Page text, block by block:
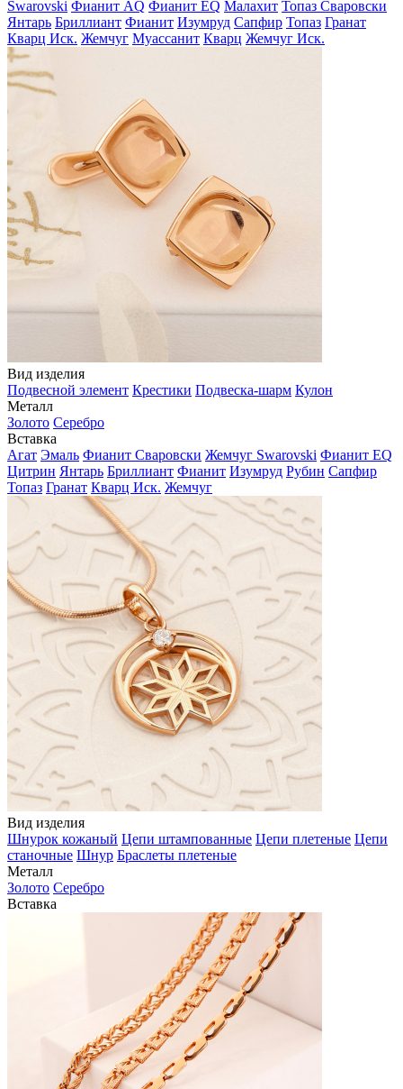
Swarovski Фианит AQ Фианит EQ Малахит Топаз Сваровски
Янтарь Бриллиант Фианит Изумруд Сапфир Топаз Гранат
Кварц Иск. Жемчуг Муассанит Кварц Жемчуг Иск.
Вид изделия
Подвесной элемент Крестики Подвеска-шарм Кулон
Металл
Золото Серебро
Вставка
Агат Эмаль Фианит Сваровски Жемчуг Swarovski Фианит EQ
Цитрин Янтарь Бриллиант Фианит Изумруд Рубин Сапфир
Топаз Гранат Кварц Иск. Жемчуг
Вид изделия
Шнурок кожаный Цепи штампованные Цепи плетеные Цепи
станочные Шнур Браслеты плетеные
Металл
Золото Серебро
Вставка